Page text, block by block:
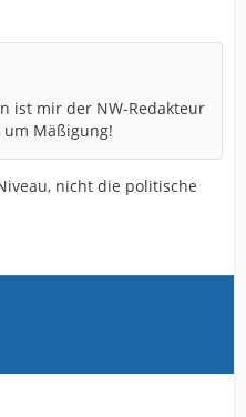
ist mir der NW-Redakteur
Mäßigung!
nicht die politische